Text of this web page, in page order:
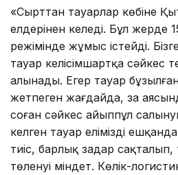
«Сырттан тауарлар көбіне
елдерінен келеді. Бұл жерде
режімінде жұмыс істейді.
тауар келісімшартқа сәйкес
алынады. Егер тауар
жетпеген жағдайда, заң
соған сәйкес айыппұл
келген тауар еліміздің
тиіс, барлық заңдар сақталып,
төленуі міндет. Көлік-